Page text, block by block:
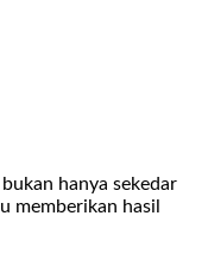
hanya sekedar
memberikan hasil